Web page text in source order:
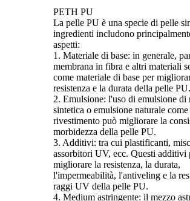
PETH PU
La pelle PU è una specie di pelle
ingredienti includono
aspetti:
1. Materiale di base: in generale,
membrana in fibra e altri materiali
come materiale di base per
resistenza e la durata della pelle PU.
2. Emulsione: l'uso di emulsione di
sintetica o emulsione naturale
rivestimento può migliorare la
morbidezza della pelle PU.
3. Additivi: tra cui plastificanti,
assorbitori UV, ecc. Questi additivi
migliorare la resistenza, la durata,
l'impermeabilità, l'antiveling e la
raggi UV della pelle PU.
4. Medium astringente: il mezzo